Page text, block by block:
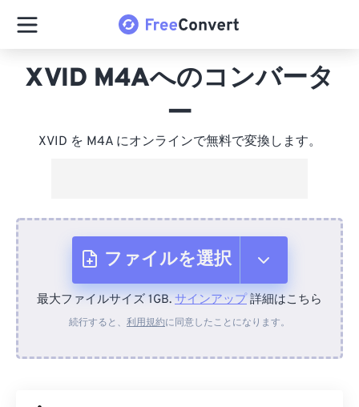
XVID M4Aへのコンバータ
ー
XVID を M4A にオンラインで無料で変換します。
ファイルを選択
デバイスから
最大ファイルサイズ 1GB. サインアップ詳細はこちら
続行すると、 利用規約に同意したことになります。